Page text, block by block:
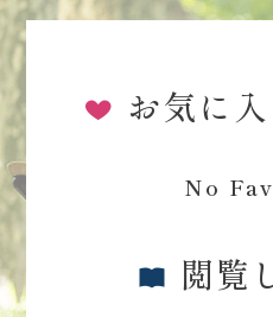
お気に
No
閲覧